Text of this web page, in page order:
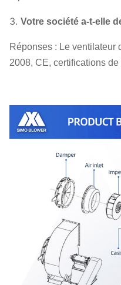
3. Votre société a-t-elle
Réponses : Le ventilateur
2008, CE, certifications